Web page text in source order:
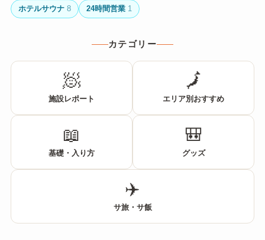
ホテルサウナ 8 24時間営業 1
カテゴリー
🧖
施設レポート
🗾
エリア別おすすめ
📖
基礎・入り方
🎒
グッズ
✈️
サ旅・サ飯